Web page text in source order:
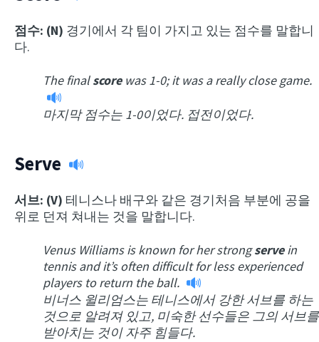
점수: (N) 경기에서 각 팀이 가지고 있는 점수를 말합니
다.
The finalscorewas 1-0; it was a really close game.
마지막 점수는 1-0이었다. 접전이었다.
Serve
서브: (V) 테니스나 배구와 같은 경기처음 부분에 공을
위로 던져 쳐내는 것을 말합니다.
Venus Williams is known for her strongservein
tennis and it’s often difficult for less experienced
players to return the ball.
비너스 윌리엄스는 테니스에서 강한 서브를 하는
것으로 알려져 있고, 미숙한 선수들은 그의 서브를
받아치는 것이 자주 힘들다.